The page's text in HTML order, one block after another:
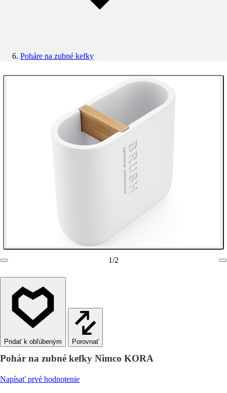
Poháre na zubné kefky
1/2
Porovnať
Pohár na zubné kefky Nimco KORA
Napísať prvé hodnotenie